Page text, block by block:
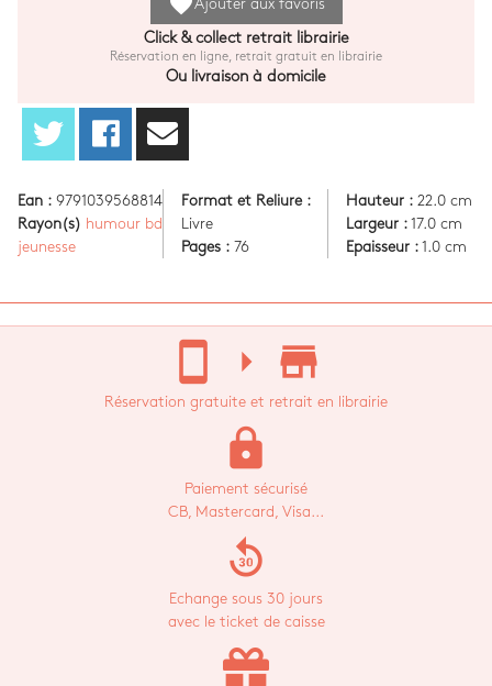
Ajouter aux favoris
Click & collect retrait librairie
Réservation en ligne, retrait gratuit en librairie
Ou livraison à domicile
Ean : 9791039568814
Rayon(s) humour bd
jeunesse
Format et Reliure :
Livre
Pages : 76
Hauteur :22.0 cm
Largeur :17.0 cm
Epaisseur :1.0 cm
stay_current_portrait arrow_right store_mall_directory
Réservation gratuite et retrait en librairie
lock
Paiement sécurisé
CB, Mastercard, Visa...
replay_30
Echange sous 30 jours
avec le ticket de caisse